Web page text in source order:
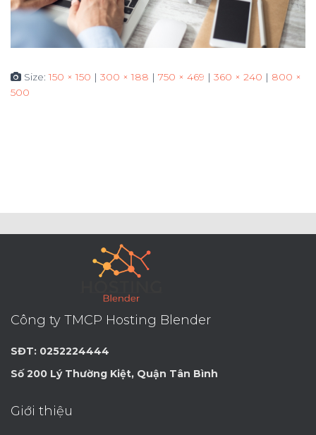
Size:150 × 150 | 300 × 188 | 750 × 469 | 360 × 240 | 800 ×
500
Công ty TMCP Hosting Blender
SĐT: 0252224444
Số 200 Lý Thường Kiệt, Quận Tân Bình
Giới thiệu